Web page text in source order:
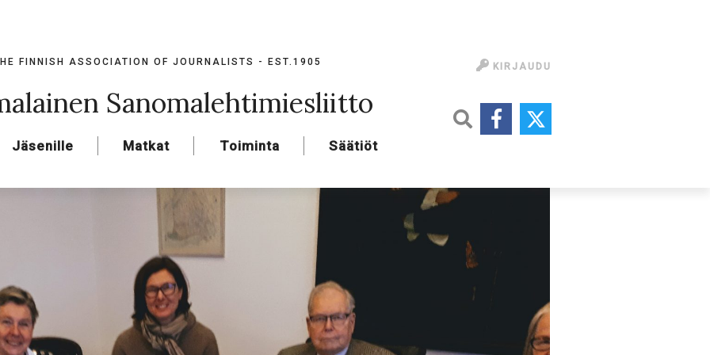
FINNISH ASSOCIATION OF JOURNALISTS - EST.1905
Sanomalehtimiesliitto
Jäsenille Matkat Toiminta Säätiöt
KIRJAUDU